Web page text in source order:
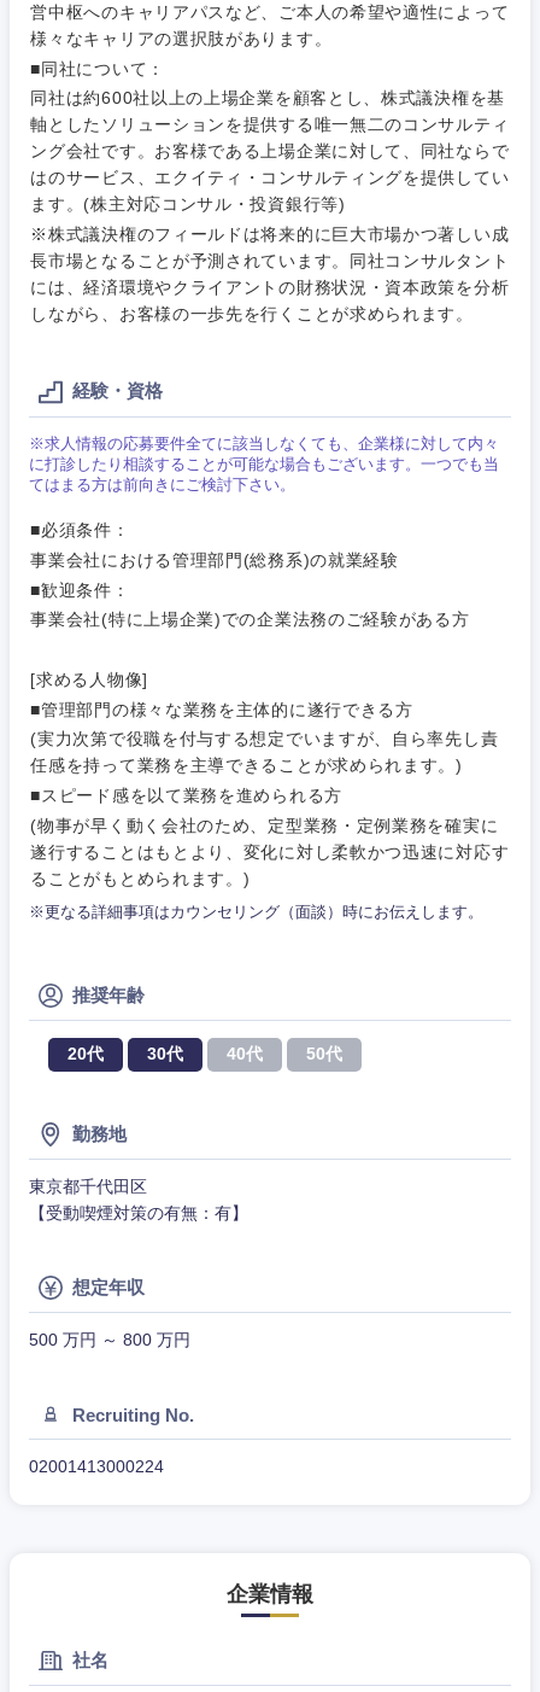
営中枢へのキャリアパスなど、ご本人の希望や適性によって
様々なキャリアの選択肢があります。
■同社について：
同社は約600社以上の上場企業を顧客とし、株式議決権を基
軸としたソリューションを提供する唯一無二のコンサルティ
ング会社です。お客様である上場企業に対して、同社ならで
はのサービス、エクイティ・コンサルティングを提供してい
ます。(株主対応コンサル・投資銀行等)
※株式議決権のフィールドは将来的に巨大市場かつ著しい成
長市場となることが予測されています。同社コンサルタント
には、経済環境やクライアントの財務状況・資本政策を分析
しながら、お客様の一歩先を行くことが求められます。
経験・資格
※求人情報の応募要件全てに該当しなくても、企業様に対して内々
に打診したり相談することが可能な場合もございます。一つでも当
てはまる方は前向きにご検討下さい。
■必須条件：
事業会社における管理部門(総務系)の就業経験
■歓迎条件：
事業会社(特に上場企業)での企業法務のご経験がある方
[求める人物像]
■管理部門の様々な業務を主体的に遂行できる方
(実力次第で役職を付与する想定でいますが、自ら率先し責
任感を持って業務を主導できることが求められます。)
■スピード感を以て業務を進められる方
(物事が早く動く会社のため、定型業務・定例業務を確実に
遂行することはもとより、変化に対し柔軟かつ迅速に対応す
ることがもとめられます。)
※更なる詳細事項はカウンセリング（面談）時にお伝えします。
推奨年齢
20代 30代 40代 50代
勤務地
東京都千代田区
【受動喫煙対策の有無：有】
想定年収
500 万円 ～ 800 万円
Recruiting No.
02001413000224
企業情報
社名
コンサル
タント
専門職
技術職
（IT）、
Webサー
ビス・制
作、ゲー
ム
くり）
金融専門
職
メディカ
ル
不動産専
門職
建設・施
工管理
事務職
その他
技術職（IT）、Webサービス・制作、ゲーム
技術職（モノづくり）
金融専門職
メディカル
不動産専門職
建設・施工管理
事務職
その他
倉庫・運輸・物流
小売・通販・外食
IT・通信
WEBサービス
コンサル・シンクタンク
広告・宣伝・印刷
マスメディア
エンターテイメント
法律・特許事務所・監査法人
人材・アウトソーシング
サービス
その他
関東地方
千葉県
神奈川県
甲信越・北陸
新潟県
山梨県
転勤なし
フルリモート
年間休日120日以
上
完全週休2日制 社宅・家賃補助有